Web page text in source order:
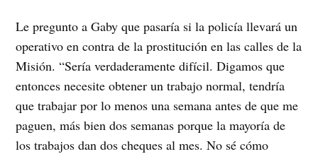
Le pregunto a Gaby que pasaría si la policía llevará un
operativo en contra de la prostitución en las calles de la
Misión. “Sería verdaderamente difícil. Digamos que
entonces necesite obtener un trabajo normal, tendría
que trabajar por lo menos una semana antes de que me
paguen, más bien dos semanas porque la mayoría de
los trabajos dan dos cheques al mes. No sé cómo